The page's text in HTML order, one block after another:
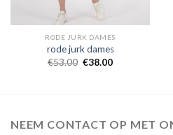
RODE JURK DAMES
rode jurk dames
€53.00 €38.00
NEEM CONTACT OP MET